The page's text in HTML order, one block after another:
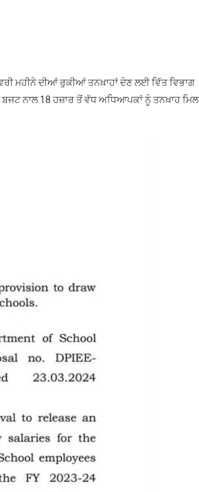
ਮਹੀਨੇ ਦੀਆਂ ਰੁਕੀਆਂ ਤਨਖ਼ਾਹਾਂ ਦੇਣ ਲਈ ਵਿੱਤ ਵਿਭਾਗ
ਨਾਲ 18 ਹਜ਼ਾਰ ਤੋਂ ਵੱਧ ਅਧਿਆਪਕਾਂ ਨੂੰ ਤਨਖ਼ਾਹ ਮਿਲ